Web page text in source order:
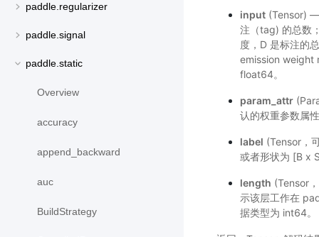
paddle.regularizer
paddle.signal
paddle.static
Overview
accuracy
append_backward
auc
BuildStrategy
input(Tensor) —
注（tag) 的总数
度，D 是标注的
emission weight
float64。
param_attr
认的权重参数属
label (Tensor，
或者形状为 [B x
length (Tensor
示该层工作在
据类型为 int64。